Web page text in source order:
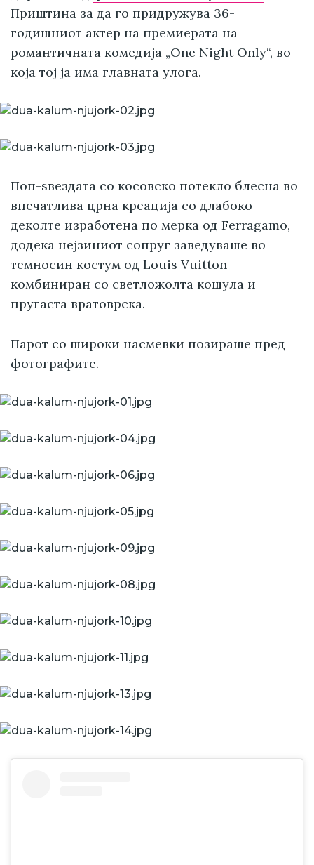
Приштина за да го придружува 36-
годишниот актер на премиерата на
романтичната комедија „One Night Only“, во
која тој ја има главната улога.
Поп-ѕвездата со косовско потекло блесна во
впечатлива црна креација со длабоко
деколте изработена по мерка од Ferragamo,
додека нејзиниот сопруг заведуваше во
темносин костум од Louis Vuitton
комбиниран со светложолта кошула и
пругаста вратоврска.
Парот со широки насмевки позираше пред
фотографите.